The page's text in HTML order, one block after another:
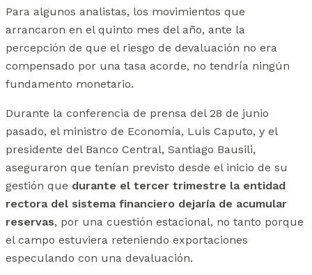
Para algunos analistas, los movimientos que
arrancaron en el quinto mes del año, ante la
percepción de que el riesgo de devaluación no era
compensado por una tasa acorde, no tendría ningún
fundamento monetario.
Durante la conferencia de prensa del 28 de junio
pasado, el ministro de Economía, Luis Caputo, y el
presidente del Banco Central, Santiago Bausili,
aseguraron que tenían previsto desde el inicio de su
gestión que durante el tercer trimestre la entidad
rectora del sistema financiero dejaría de acumular
reservas, por una cuestión estacional, no tanto porque
el campo estuviera reteniendo exportaciones
especulando con una devaluación.